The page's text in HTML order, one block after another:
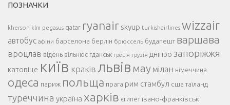
ПОЗНАЧКИ
kherson klm pegasus qatar ryanair skyup turkishairlines wizzair
автобус афіни барселона берлін брюссель будапешт варшава
вроцлав відень вільнюс гданськ греція грузія дніпро запоріжжя
катовіце київ краків львів мау мілан німеччина
одеса париж польща прага рим стамбул сша таїланд
туреччина україна харків єгипет івано-франківськ